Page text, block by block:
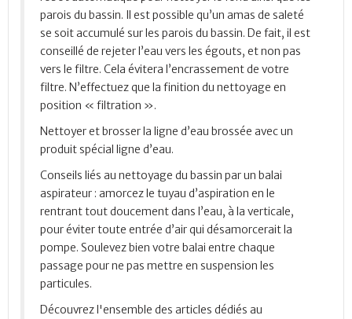
parois du bassin. Il est possible qu’un amas de saleté
se soit accumulé sur les parois du bassin. De fait, il est
conseillé de rejeter l’eau vers les égouts, et non pas
vers le filtre. Cela évitera l’encrassement de votre
filtre. N’effectuez que la finition du nettoyage en
position « filtration ».
Nettoyer et brosser la ligne d’eau brossée avec un
produit spécial ligne d’eau.
Conseils liés au nettoyage du bassin par un balai
aspirateur : amorcez le tuyau d’aspiration en le
rentrant tout doucement dans l’eau, à la verticale,
pour éviter toute entrée d’air qui désamorcerait la
pompe. Soulevez bien votre balai entre chaque
passage pour ne pas mettre en suspension les
particules.
Découvrez l'ensemble des articles dédiés au